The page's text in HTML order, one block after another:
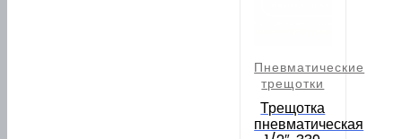
Пневматические
трещотки
Трещотка
пневматическая